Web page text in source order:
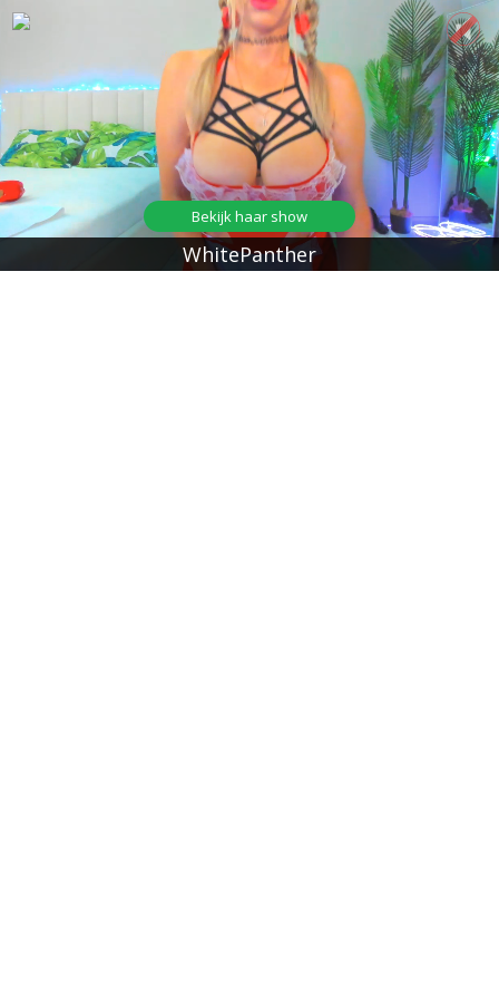
WhitePanther
Bekijk haar show